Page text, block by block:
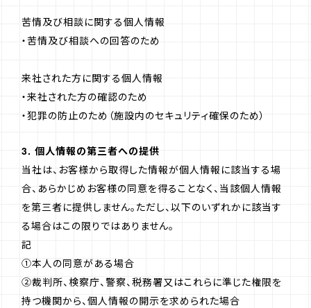
苦情及び相談に関する個人情報
・苦情及び相談への回答のため
来社された方に関する個人情報
・来社された方の確認のため
・犯罪の防止のため（施設内のセキュリティ確保のため）
3. 個人情報の第三者への提供
当社は、お客様から取得した情報が個人情報に該当する場
合、あらかじめお客様の同意を得ることなく、当該個人情報
を第三者に提供しません。ただし、以下のいずれかに該当す
る場合はこの限りではありません。
記
①本人の同意がある場合
②裁判所、検察庁、警察、税務署又はこれらに準じた権限を
持つ機関から、個人情報の開示を求められた場合